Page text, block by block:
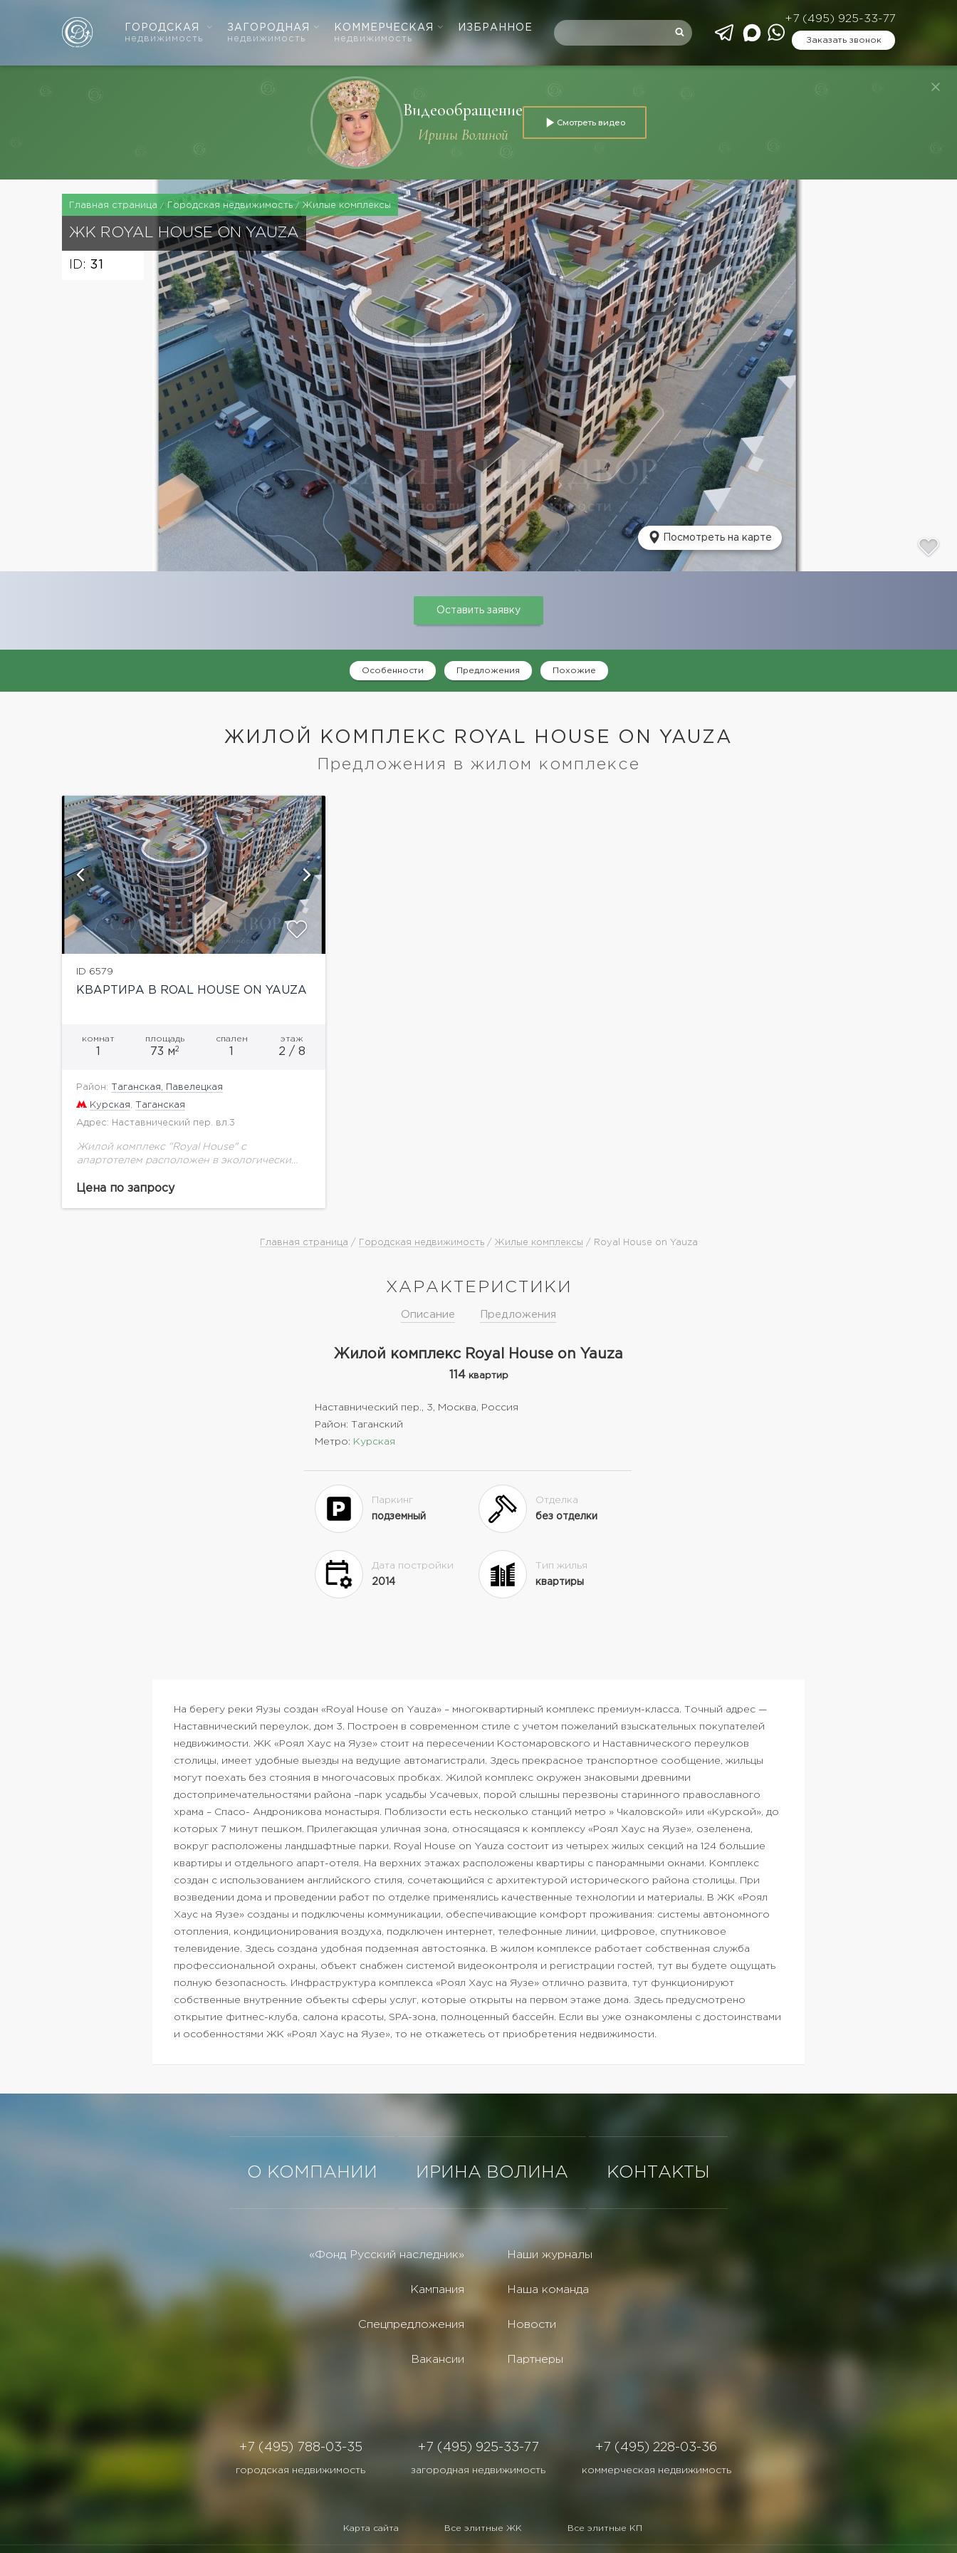
ГОРОДСКАЯ
недвижимость
ЗАГОРОДНАЯ
недвижимость
КОММЕРЧЕСКАЯ
недвижимость
ИЗБРАННОЕ
+7 (495) 925-33-77
Заказать звонок
Видеообращение
Ирины Волиной
Смотреть видео
Главная страница Городская недвижимость Жилые комплексы
ЖК ROYAL HOUSE ON YAUZA
ID: 31
Посмотреть на карте
Оставить заявку
Особенности Предложения Похожие
ЖИЛОЙ КОМПЛЕКС ROYAL HOUSE ON YAUZA
Предложения в жилом комплексе
ID 6579
КВАРТИРА В ROAL HOUSE ON YAUZA
комнат площадь
73 м2
спален этаж
2 / 8
Район: Таганская, Павелецкая
Курская Таганская
Адрес: Наставнический пер. вл.3
Жилой комплекс "Royal House" с
апартотелем расположен в экологически
набережной реки Яузы. Комплекс построен
Цена по запросу
Главная страница / Городская недвижимость/ Жилые комплексы / Royal House on Yauza
ХАРАКТЕРИСТИКИ
Описание Предложения
Жилой комплекс Royal House on Yauza
114квартир
Наставнический пер., 3, Москва, Россия
Район: Таганский
Метро: Курская
Паркинг
подземный
Отделка
без отделки
Дата постройки
2014
Тип жилья
квартиры
На берегу реки Яузы создан «Royal House on Yauza» – многоквартирный комплекс премиум-класса. Точный адрес —
Наставнический переулок, дом 3. Построен в современном стиле с учетом пожеланий взыскательных покупателей
недвижимости.
ЖК «Роял Хаус на Яузе» стоит на пересечении Костомаровского и Наставнического переулков
столицы, имеет удобные выезды на ведущие автомагистрали. Здесь прекрасное транспортное сообщение, жильцы
могут поехать без стояния в многочасовых пробках.
Жилой комплекс окружен знаковыми древними
достопримечательностями района –парк усадьбы Усачевых, порой слышны перезвоны старинного православного
храма – Спасо- Андроникова монастыря.
Поблизости есть несколько станций метро » Чкаловской» или «Курской», до
которых 7 минут пешком.
Прилегающая уличная зона, относящаяся к комплексу «Роял Хаус на Яузе», озеленена,
вокруг расположены ландшафтные парки. Royal House on Yauza состоит из четырех жилых секций на 124 большие
квартиры и отдельного апарт-отеля. На верхних этажах расположены квартиры с панорамными окнами.
Комплекс
создан с использованием английского стиля, сочетающийся с архитектурой исторического района столицы. При
возведении дома и проведении работ по отделке применялись качественные технологии и материалы. В ЖК «Роял
Хаус на Яузе» созданы и подключены коммуникации, обеспечивающие комфорт проживания: системы автономного
отопления, кондиционирования воздуха, подключен интернет, телефонные линии, цифровое, спутниковое
телевидение.
Здесь создана удобная подземная автостоянка. В жилом комплексе работает собственная служба
профессиональной охраны, объект снабжен системой видеоконтроля и регистрации гостей, тут вы будете ощущать
полную безопасность.
Инфраструктура комплекса «Роял Хаус на Яузе» отлично развита, тут функционируют
собственные внутренние объекты сферы услуг, которые открыты на первом этаже дома. Здесь предусмотрено
открытие фитнес-клуба, салона красоты, SPA-зона, полноценный бассейн.
Если вы уже ознакомлены с достоинствами
и особенностями ЖК «Роял Хаус на Яузе», то не откажетесь от приобретения недвижимости.
О КОМПАНИИ ИРИНА ВОЛИНА КОНТАКТЫ
«Фонд Русский наследник»
Кампания
Спецпредложения
Вакансии
Наши журналы
Наша команда
Новости
Партнеры
+7 (495) 788-03-35
городская недвижимость
+7 (495) 925-33-77
загородная недвижимость
+7 (495) 228-03-36
коммерческая недвижимость
Карта сайта Все элитные ЖК Все элитные КП